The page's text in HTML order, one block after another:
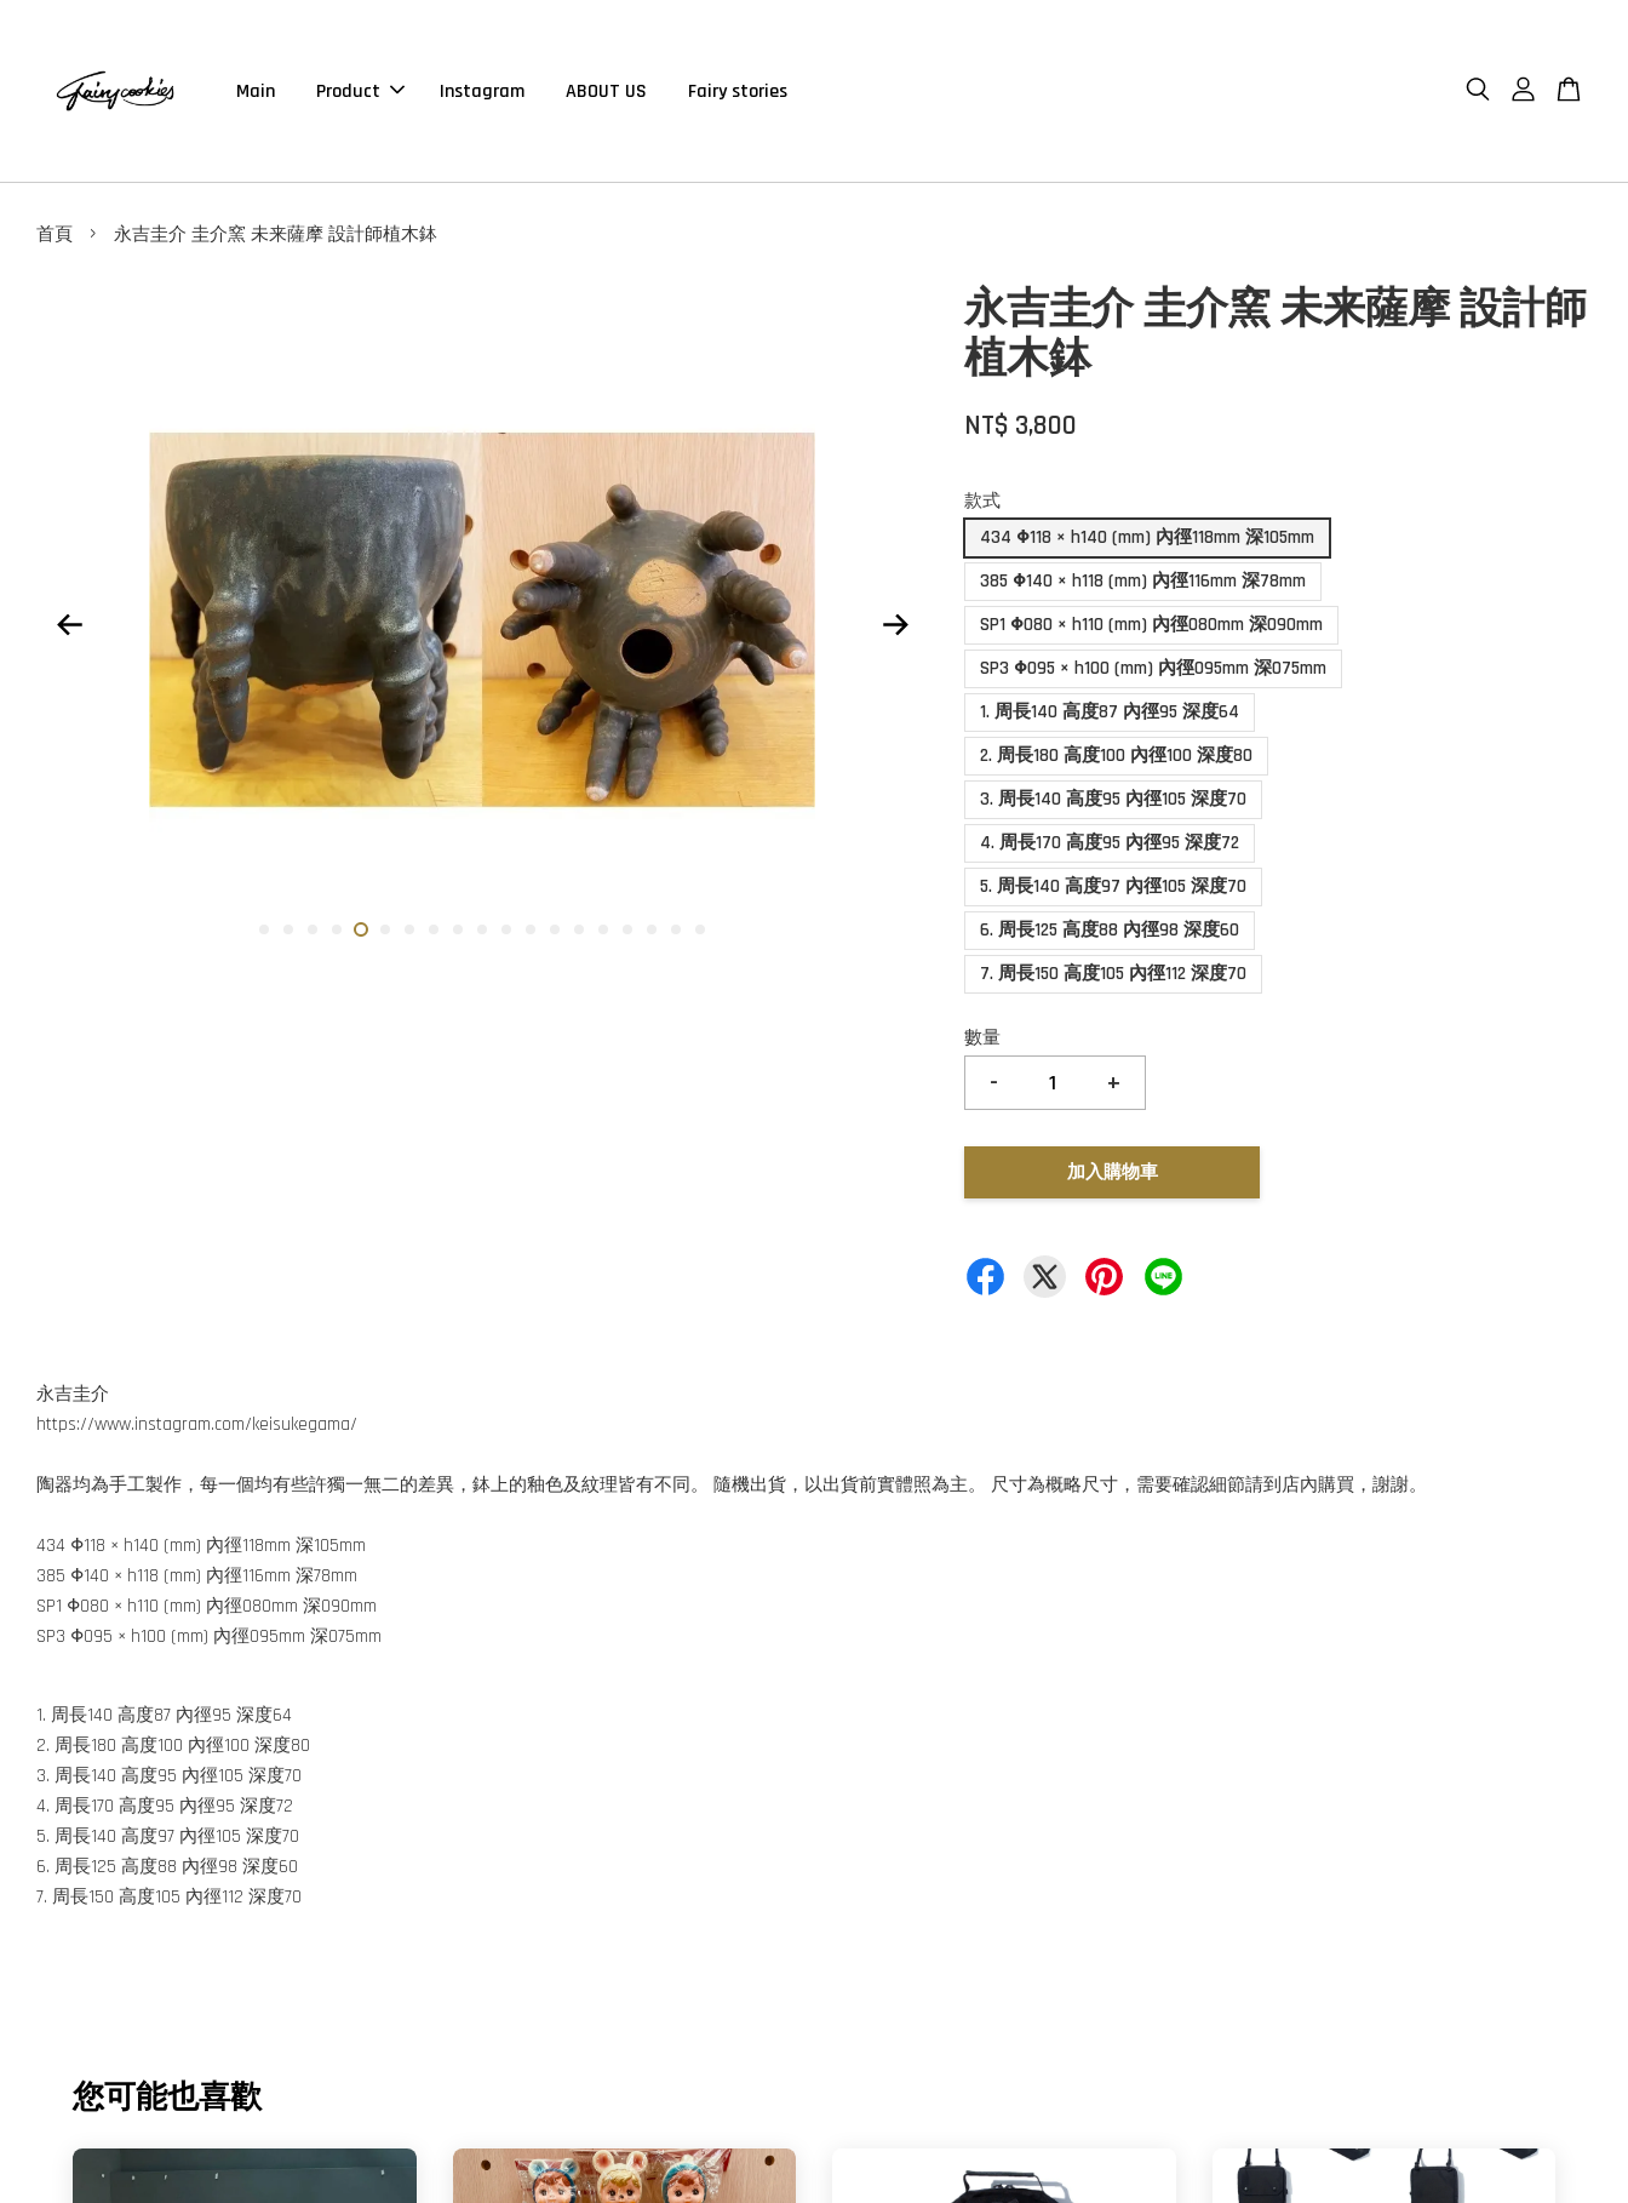
Main Product Instagram ABOUT US Fairy stories
首頁 › 永吉圭介 圭介窯 未来薩摩 設計師植木鉢
永吉圭介 圭介窯 未来薩摩 設計師
植木鉢
NT$ 3,800
款式
434 Φ118 × h140 (mm) 內徑118mm 深105mm
385 Φ140 × h118 (mm) 內徑116mm 深78mm
SP1 Φ080 × h110 (mm) 內徑080mm 深090mm
SP3 Φ095 × h100 (mm) 內徑095mm 深075mm
1. 周長140 高度87 內徑95 深度64
2. 周長180 高度100 內徑100 深度80
3. 周長140 高度95 內徑105 深度70
4. 周長170 高度95 內徑95 深度72
5. 周長140 高度97 內徑105 深度70
6. 周長125 高度88 內徑98 深度60
7. 周長150 高度105 內徑112 深度70
數量
- +
加入購物車
永吉圭介
https://www.instagram.com/keisukegama/
陶器均為手工製作，每一個均有些許獨一無二的差異，鉢上的釉色及紋理皆有不同。 隨機出貨，以出貨前實體照為主。 尺寸為概略尺寸，需要確認細節請到店內購買，謝謝。
434 Φ118 × h140 (mm) 內徑118mm 深105mm
385 Φ140 × h118 (mm) 內徑116mm 深78mm
SP1 Φ080 × h110 (mm) 內徑080mm 深090mm
SP3 Φ095 × h100 (mm) 內徑095mm 深075mm
1. 周長140 高度87 內徑95 深度64
2. 周長180 高度100 內徑100 深度80
3. 周長140 高度95 內徑105 深度70
4. 周長170 高度95 內徑95 深度72
5. 周長140 高度97 內徑105 深度70
6. 周長125 高度88 內徑98 深度60
7. 周長150 高度105 內徑112 深度70
您可能也喜歡